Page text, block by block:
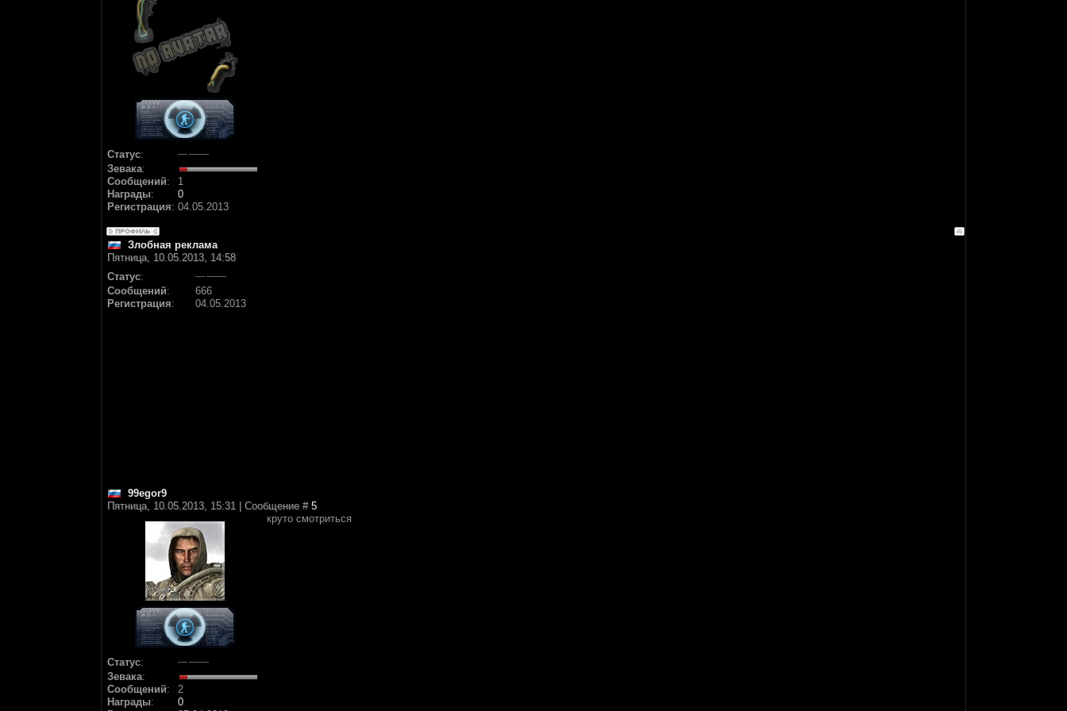
Статус:
Зевака:
Сообщений:
1
Награды:
0
Регистрация: 04.05.2013
Злобная реклама
Пятница, 10.05.2013, 14:58
Статус:
Сообщений:
666
Регистрация: 04.05.2013
99egor9
Пятница, 10.05.2013, 15:31 | Сообщение # 5
Статус:
Зевака:
Сообщений:
2
Награды:
0
круто смотриться